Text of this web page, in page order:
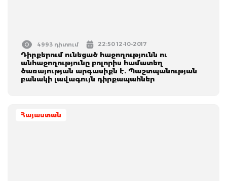
4993 դիտում 22:50 12-10-2017
Դիրքերում ունեցած հաջողությունն ու
անհաջողությունը բոլորիս համատեղ
ծառայության արգասիքն է. Պաշտպանության
բանակի լավագույն դիրքապահներ
Հայաստան